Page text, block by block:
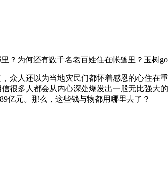
为何还有数千名老百姓住在帐篷里？玉树go-
人还以为当地灾民们都怀着感恩的心住在
多人都会从内心深处爆发出一股无比强大
亿元。那么，这些钱与物都用哪里去了？